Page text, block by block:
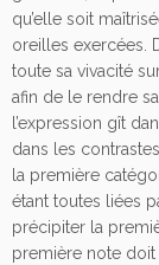
qu’elle soit
oreilles exercées.
toute sa vivacité
afin de le rendre
l’expression gît
dans les
la première
étant toutes liées
précipiter la
première note